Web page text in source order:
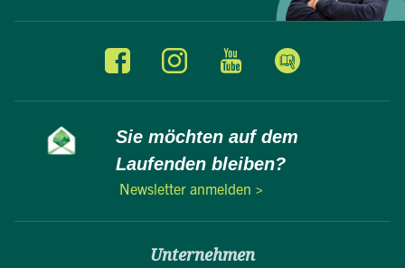
Sie möchten auf dem
Laufenden bleiben?
Newsletter anmelden >
Unternehmen